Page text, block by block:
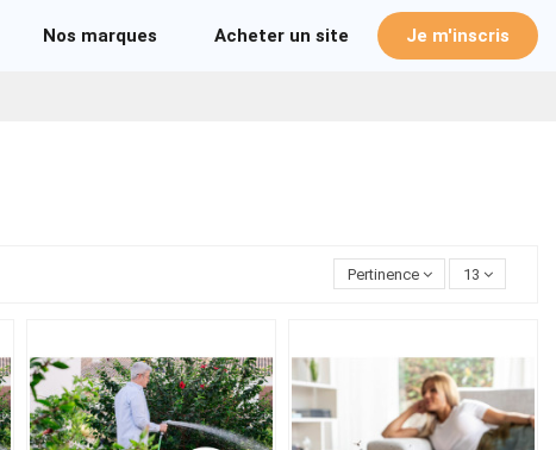
Nos marques Acheter un site Je m'inscris
Pertinence 13